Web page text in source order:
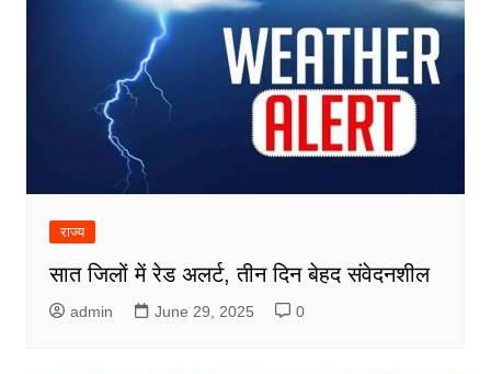
राज्य
सात जिलों में रेड अलर्ट, तीन दिन बेहद संवेदनशील
admin June 29, 2025 0